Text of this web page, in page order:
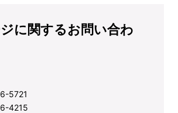
に関するお問い合わ
5721
4215